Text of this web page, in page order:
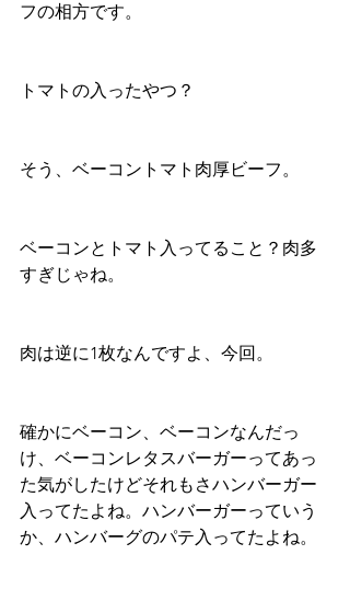
フの相方です。
トマトの入ったやつ？
そう、ベーコントマト肉厚ビーフ。
ベーコンとトマト入ってること？肉多
すぎじゃね。
肉は逆に1枚なんですよ、今回。
確かにベーコン、ベーコンなんだっ
け、ベーコンレタスバーガーってあっ
た気がしたけどそれもさハンバーガー
入ってたよね。ハンバーガーっていう
か、ハンバーグのパテ入ってたよね。